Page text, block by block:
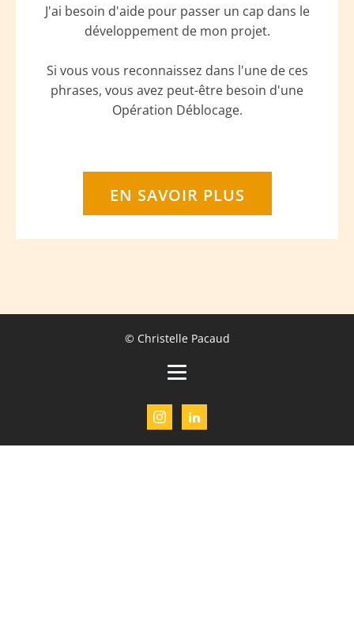
J'ai besoin d'aide pour passer un cap dans le
développement de mon projet.
Si vous vous reconnaissez dans l'une de ces
phrases, vous avez peut-être besoin d'une
Opération Déblocage.
EN SAVOIR PLUS
© Christelle Pacaud